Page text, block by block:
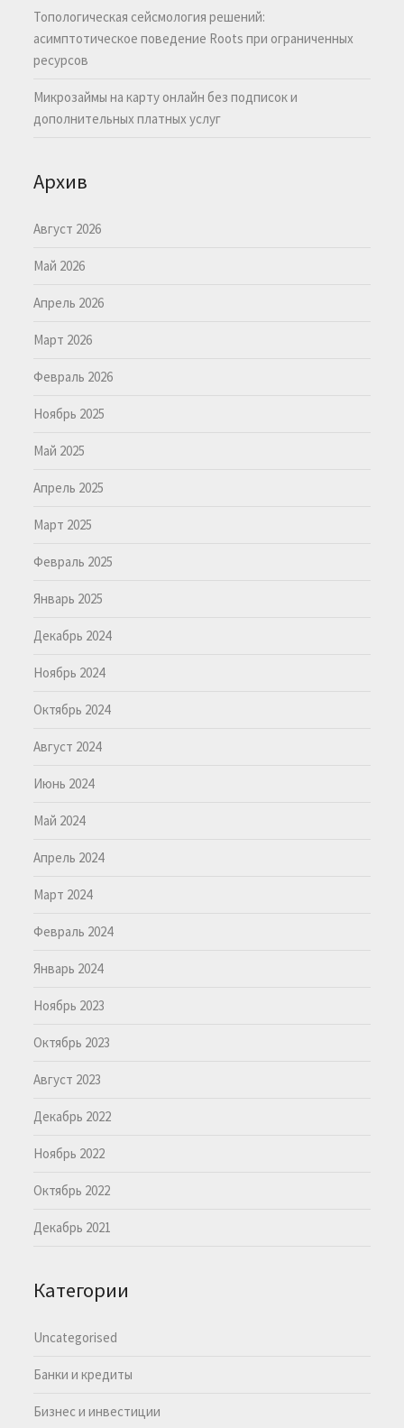
Топологическая сейсмология решений:
асимптотическое поведение Roots при ограниченных
ресурсов
Микрозаймы на карту онлайн без подписок и
дополнительных платных услуг
Архив
Август 2026
Май 2026
Апрель 2026
Март 2026
Февраль 2026
Ноябрь 2025
Май 2025
Апрель 2025
Март 2025
Февраль 2025
Январь 2025
Декабрь 2024
Ноябрь 2024
Октябрь 2024
Август 2024
Июнь 2024
Май 2024
Апрель 2024
Март 2024
Февраль 2024
Январь 2024
Ноябрь 2023
Октябрь 2023
Август 2023
Декабрь 2022
Ноябрь 2022
Октябрь 2022
Декабрь 2021
Категории
Uncategorised
Банки и кредиты
Бизнес и инвестиции